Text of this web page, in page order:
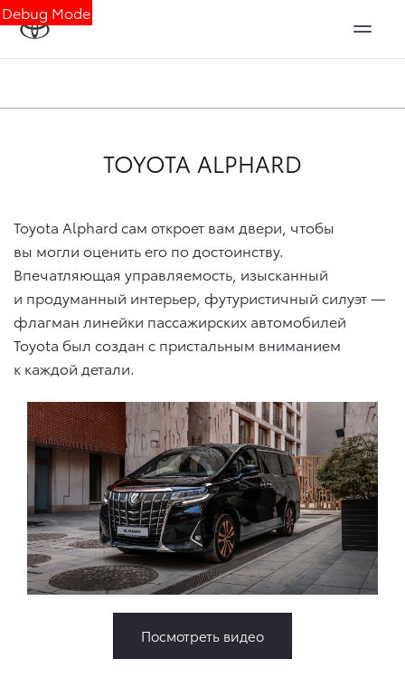
Debug Mode
TOYOTA ALPHARD
Toyota Alphard сам откроет вам двери, чтобы
вы могли оценить его по достоинству.
Впечатляющая управляемость, изысканный
и продуманный интерьер, футуристичный силуэт —
флагман линейки пассажирских автомобилей
Toyota был создан с пристальным вниманием
к каждой детали.
Посмотреть видео